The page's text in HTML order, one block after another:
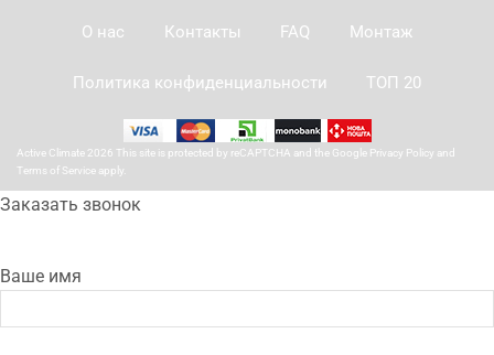
О нас Контакты FAQ Монтаж
Политика конфиденциальности ТОП 20
Active Climate 2026 This site is protected by reCAPTCHA and the Google Privacy Policy and
Terms of Service apply.
Заказать звонок
Ваше имя